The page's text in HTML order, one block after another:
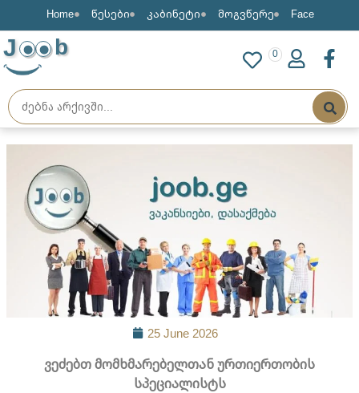
Home წესები კაბინეტი მოგვწერე Face
J b 0
25 June 2026
ვეძებთ მომხმარებელთან ურთიერთობის
სპეციალისტს